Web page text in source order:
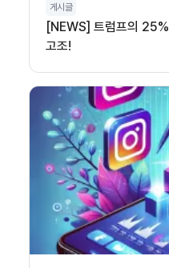
게시글
[NEWS] 트럼프의
고조!